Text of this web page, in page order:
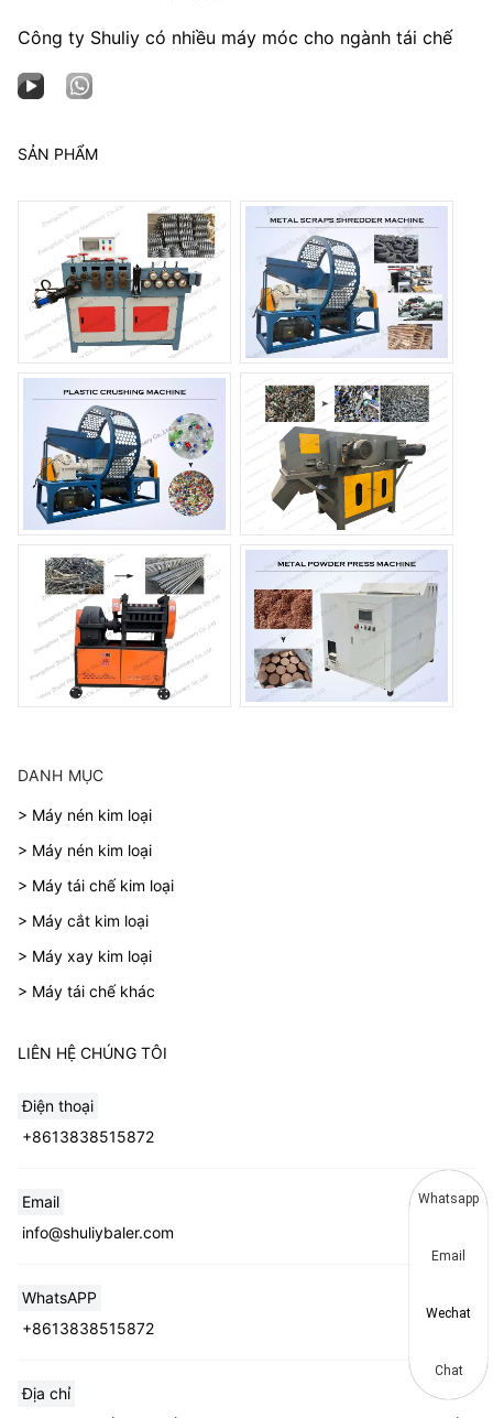
Công ty Shuliy có nhiều máy móc cho ngành tái chế
SẢN PHẨM
DANH MỤC
> Máy nén kim loại
> Máy nén kim loại
> Máy tái chế kim loại
> Máy cắt kim loại
> Máy xay kim loại
> Máy tái chế khác
LIÊN HỆ CHÚNG TÔI
Điện thoại
+8613838515872
Email
info@shuliybaler.com
WhatsAPP
+8613838515872
Địa chỉ
Whatsapp
Email
Wechat
Chat